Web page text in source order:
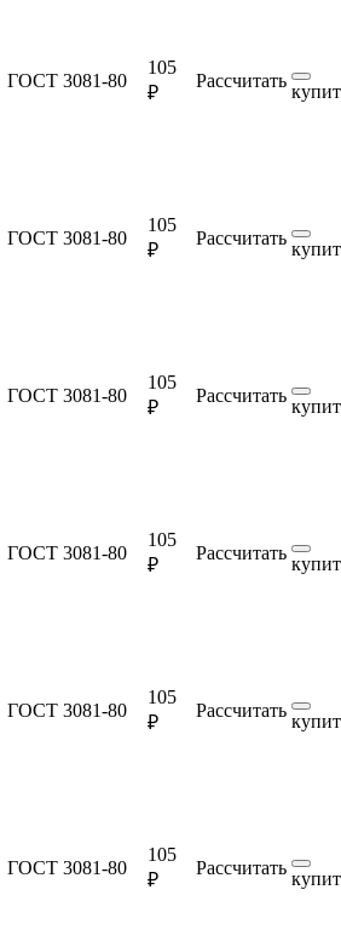
ГОСТ 3081-80
105
₽
Рассчитать
ГОСТ 3081-80
105
₽
Рассчитать
ГОСТ 3081-80
105
₽
Рассчитать
ГОСТ 3081-80
105
₽
Рассчитать
ГОСТ 3081-80
105
₽
Рассчитать
ГОСТ 3081-80
105
₽
Рассчитать